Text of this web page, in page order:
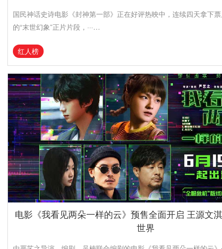
国民神话史诗电影《封神第一部》正在好评热映中，连续四天拿下
的“末世幻象”正片片段，···…
红人榜
电影《我看见两朵一样的云》预售全面开启 王源文
世界